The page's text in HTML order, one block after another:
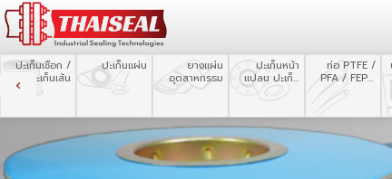
ปะเก็นเชือก /
ปะเก็นเส้น
ปะเก็นแผ่น
ยางแผ่น
อุตสาหกรรม
ปะเก็นหน้า
แปลน ปะเก็น
ท่อ PTFE /
PFA / FEP /
Silicone